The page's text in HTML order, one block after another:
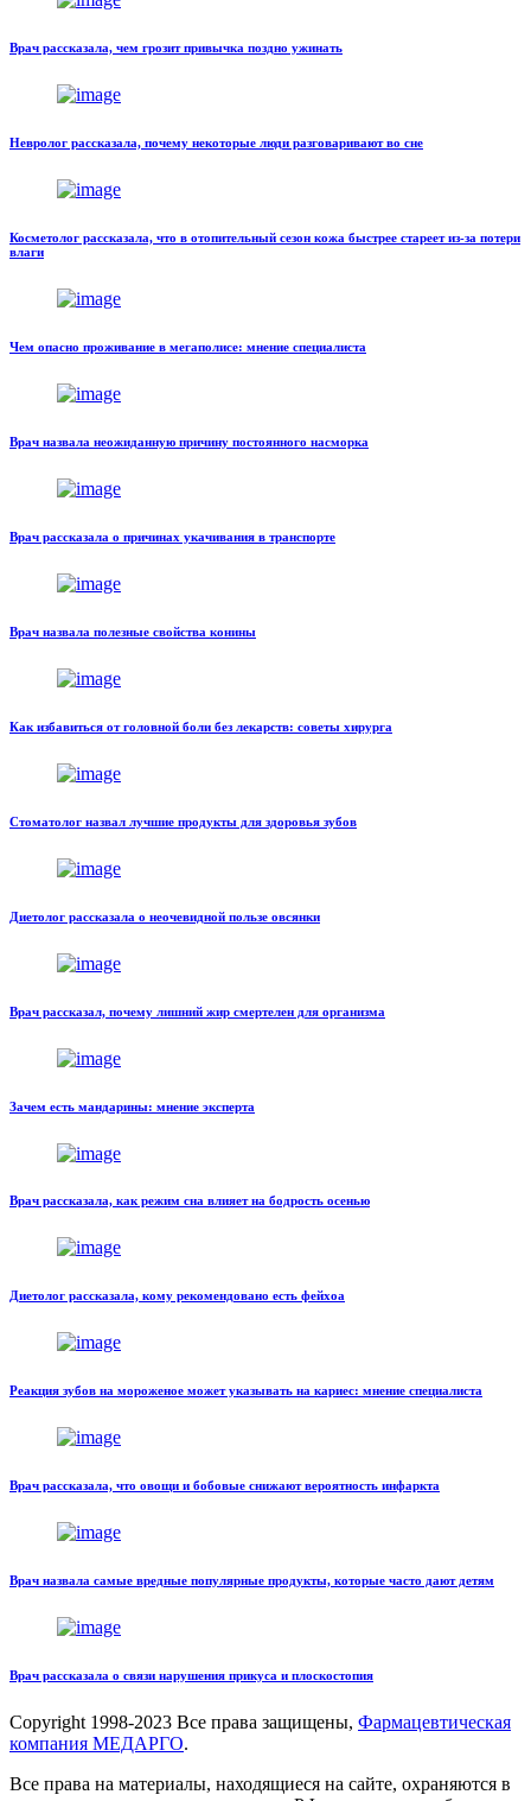
Врач рассказала, чем грозит привычка поздно ужинать
Невролог рассказала, почему некоторые люди разговаривают во сне
Косметолог рассказала, что в отопительный сезон кожа быстрее стареет из-за потери
влаги
Чем опасно проживание в мегаполисе: мнение специалиста
Врач назвала неожиданную причину постоянного насморка
Врач рассказала о причинах укачивания в транспорте
Врач назвала полезные свойства конины
Как избавиться от головной боли без лекарств: советы хирурга
Стоматолог назвал лучшие продукты для здоровья зубов
Диетолог рассказала о неочевидной пользе овсянки
Врач рассказал, почему лишний жир смертелен для организма
Зачем есть мандарины: мнение эксперта
Врач рассказала, как режим сна влияет на бодрость осенью
Диетолог рассказала, кому рекомендовано есть фейхоа
Реакция зубов на мороженое может указывать на кариес: мнение специалиста
Врач рассказала, что овощи и бобовые снижают вероятность инфаркта
Врач назвала самые вредные популярные продукты, которые часто дают детям
Врач рассказала о связи нарушения прикуса и плоскостопия
Copyright 1998-2023 Все права защищены, Фармацевтическая
компания МЕДАРГО.
Все права на материалы, находящиеся на сайте, охраняются в